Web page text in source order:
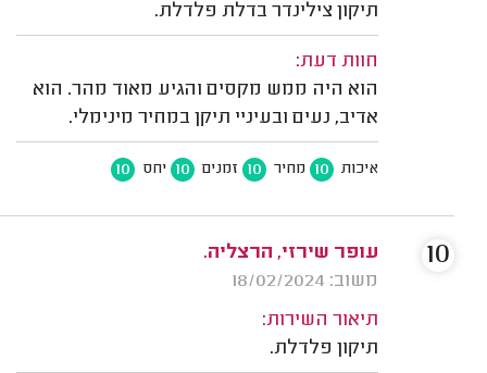
תיקון צילינדר בדלת פלדלת.
חוות דעת:
הוא היה ממש מקסים והגיע מאוד מהר. הוא
אדיב, נעים ובעיניי תיקן במחיר מינימלי.
איכות 10 מחיר 10 זמנים 10 יחס 10
עופר שירזי, הרצליה.
משוב: 18/02/2024
תיאור השירות:
תיקון פלדלת.
10